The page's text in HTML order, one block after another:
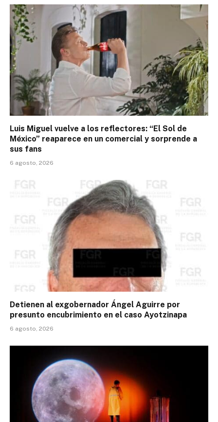
Luis Miguel vuelve a los reflectores: “El Sol de
México” reaparece en un comercial y sorprende a
sus fans
6 agosto, 2026
Detienen al exgobernador Ángel Aguirre por
presunto encubrimiento en el caso Ayotzinapa
6 agosto, 2026